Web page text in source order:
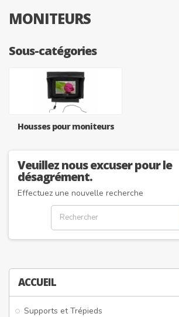
ACCUEIL
Supports et Trépieds
MONITEURS
Sous-catégories
Housses pour moniteurs
Veuillez nous excuser pour le
désagrément.
Effectuez une nouvelle recherche